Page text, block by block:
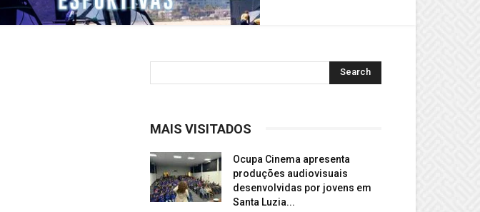
News
MAIS VISITADOS
Ocupa Cinema apresenta
produções audiovisuais
desenvolvidas por jovens em
Santa Luzia...